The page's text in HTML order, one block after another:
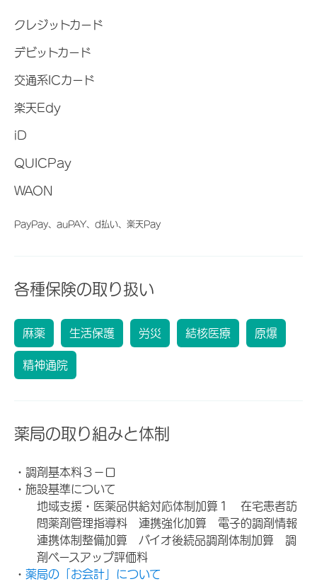
クレジットカード
デビットカード
交通系ICカード
楽天Edy
iD
QUICPay
WAON
PayPay、auPAY、d払い、楽天Pay
各種保険の取り扱い
麻薬 生活保護 労災 結核医療 原爆
精神通院
薬局の取り組みと体制
・調剤基本料３－ロ
・施設基準について
地域支援・医薬品供給対応体制加算１ 在宅患者訪
問薬剤管理指導料 連携強化加算 電子的調剤情報
連携体制整備加算 バイオ後続品調剤体制加算 調
剤ベースアップ評価料
・ 薬局の「お会計」について